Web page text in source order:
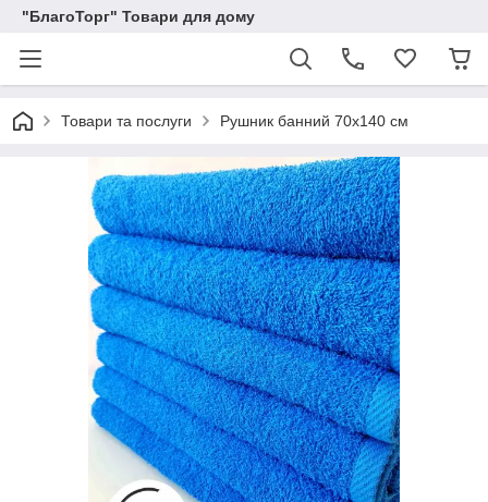
"БлагоТорг" Товари для дому
Товари та послуги Рушник банний 70х140 см